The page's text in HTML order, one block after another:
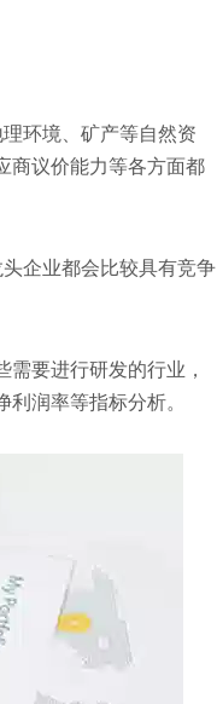
环境、矿产等自然资
商议价能力等各方面都
企业都会比较具有竞争
要进行研发的行业，
润率等指标分析。